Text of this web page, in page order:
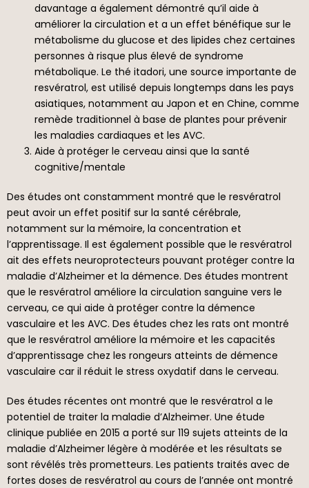
davantage a également démontré qu’il aide à
améliorer la circulation et a un effet bénéfique sur le
métabolisme du glucose et des lipides chez certaines
personnes à risque plus élevé de syndrome
métabolique. Le thé itadori, une source importante de
resvératrol, est utilisé depuis longtemps dans les pays
asiatiques, notamment au Japon et en Chine, comme
remède traditionnel à base de plantes pour prévenir
les maladies cardiaques et les AVC.
Aide à protéger le cerveau ainsi que la santé
cognitive/mentale
Des études ont constamment montré que le resvératrol
peut avoir un effet positif sur la santé cérébrale,
notamment sur la mémoire, la concentration et
l’apprentissage. Il est également possible que le resvératrol
ait des effets neuroprotecteurs pouvant protéger contre la
maladie d’Alzheimer et la démence. Des études montrent
que le resvératrol améliore la circulation sanguine vers le
cerveau, ce qui aide à protéger contre la démence
vasculaire et les AVC. Des études chez les rats ont montré
que le resvératrol améliore la mémoire et les capacités
d’apprentissage chez les rongeurs atteints de démence
vasculaire car il réduit le stress oxydatif dans le cerveau.
Des études récentes ont montré que le resvératrol a le
potentiel de traiter la maladie d’Alzheimer. Une étude
clinique publiée en 2015 a porté sur 119 sujets atteints de la
maladie d’Alzheimer légère à modérée et les résultats se
sont révélés très prometteurs. Les patients traités avec de
fortes doses de resvératrol au cours de l’année ont montré